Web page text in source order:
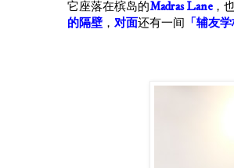
它座落在槟岛的Madras Lane，
的隔壁 ， 对面还有一间 「辅友学